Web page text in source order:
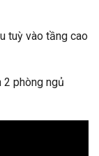
tuỳ vào tầng cao
2 phòng ngủ